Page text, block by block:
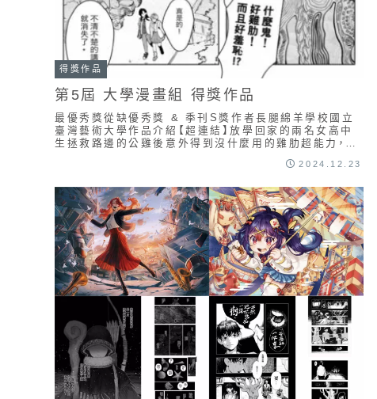
得獎作品
第5屆 大學漫畫組 得獎作品
最優秀獎從缺優秀獎 & 季刊S獎作者長腿綿羊學校國立
臺灣藝術大學作品介紹【超連結】放學回家的兩名女高中
生拯救路邊的公雞後意外得到沒什麼用的雞肋超能力，她
2024.12.23